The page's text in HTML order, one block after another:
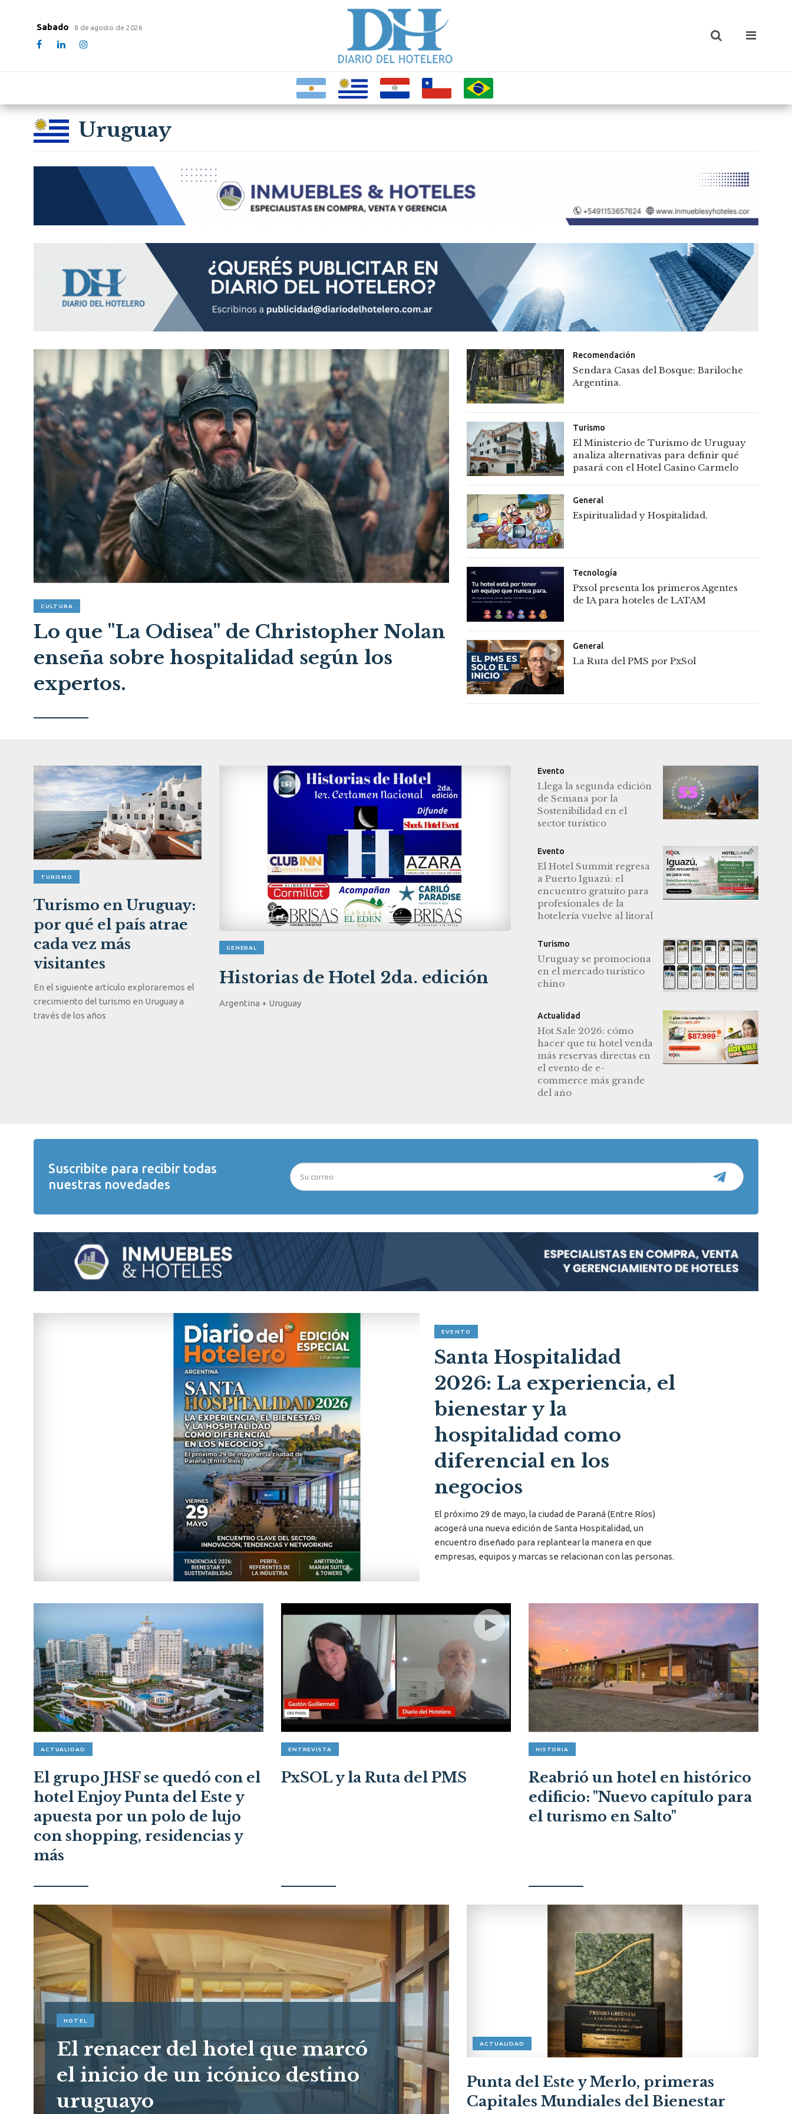
Sabado 8 de agosto de 2026
Uruguay
CULTURA
Lo que "La Odisea" de Christopher Nolan
enseña sobre hospitalidad según los
expertos.
Recomendación
Sendara Casas del Bosque: Bariloche
Argentina.
Turismo
El Ministerio de Turismo de Uruguay
analiza alternativas para definir qué
pasará con el Hotel Casino Carmelo
General
Espiritualidad y Hospitalidad.
Tecnología
Pxsol presenta los primeros Agentes
de IA para hoteles de LATAM
General
La Ruta del PMS por PxSol
TURISMO
Turismo en Uruguay:
por qué el país atrae
cada vez más
visitantes
En el siguiente artículo exploraremos el
crecimiento del turismo en Uruguay a
través de los años
GENERAL
Historias de Hotel 2da. edición
Argentina + Uruguay
Evento
Llega la segunda edición
de Semana por la
Sostenibilidad en el
sector turístico
Evento
El Hotel Summit regresa
a Puerto Iguazú: el
encuentro gratuito para
profesionales de la
hotelería vuelve al litoral
Turismo
Uruguay se promociona
en el mercado turístico
chino
Actualidad
Hot Sale 2026: cómo
hacer que tu hotel venda
más reservas directas en
el evento de e-
commerce más grande
del año
Suscribite para recibir todas
nuestras novedades
EVENTO
Santa Hospitalidad
2026: La experiencia, el
bienestar y la
hospitalidad como
diferencial en los
negocios
El próximo 29 de mayo, la ciudad de Paraná (Entre Ríos)
acogerá una nueva edición de Santa Hospitalidad, un
encuentro diseñado para replantear la manera en que
empresas, equipos y marcas se relacionan con las personas.
ACTUALIDAD
El grupo JHSF se quedó con el
hotel Enjoy Punta del Este y
apuesta por un polo de lujo
con shopping, residencias y
más
ENTREVISTA
PxSOL y la Ruta del PMS
HISTORIA
Reabrió un hotel en histórico
edificio: "Nuevo capítulo para
el turismo en Salto"
HOTEL
El renacer del hotel que marcó
el inicio de un icónico destino
uruguayo
ACTUALIDAD
Punta del Este y Merlo, primeras
Capitales Mundiales del Bienestar